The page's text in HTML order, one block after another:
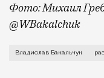
Фото: Михаил
@WBakalchuk
Теперь в деле о
Владислав Бакальчук